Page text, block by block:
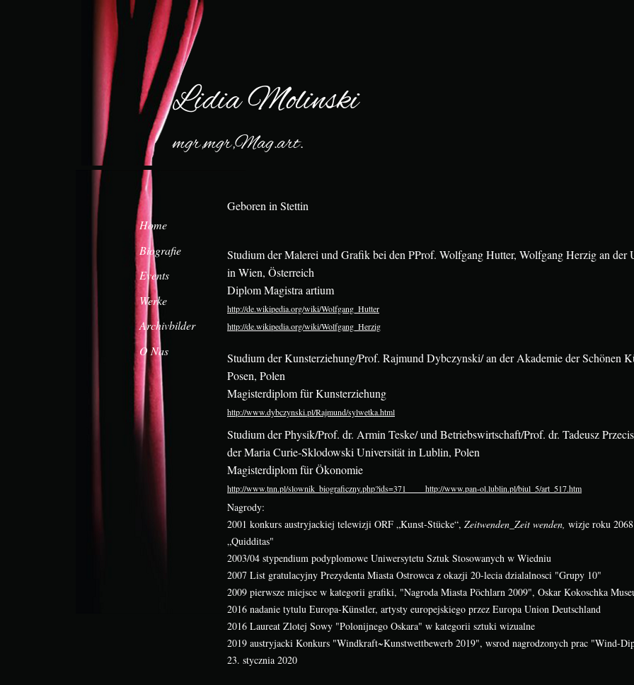
Lidia Molinski
mgr,mgr,Mag.art.
Home
Biografie
Events
Werke
Archivbilder
O Nas
Nagrody:
2001 konkurs austryjackiej telewizji ORF „Kunst-Stücke“, Zeitwenden_Zeit wenden, wizje roku
„Quidditas"
2003/04 stypendium podyplomowe Uniwersytetu Sztuk Stosowanych w Wiedniu
2007 List gratulacyjny Prezydenta Miasta Ostrowca z okazji 20-lecia dzialalnosci "Grupy 10"
2009 pierwsze miejsce w kategorii grafiki, "Nagroda Miasta Pöchlarn 2009", Oskar Kokoschka
2016 nadanie tytulu Europa-Künstler, artysty europejskiego przez Europa Union Deutschland
2016 Laureat Zlotej Sowy "Polonijnego Oskara" w kategorii sztuki wizualne
2019 austryjacki Konkurs "Windkraft~Kunstwettbewerb 2019", wsrod nagrodzonych prac "Wind-
23. stycznia 2020
Geboren in Stettin
Studium der Malerei und Grafik bei den PProf. Wolfgang Hutter, Wolfgang Herzig an der
in Wien, Österreich
Diplom Magistra artium
http://de.wikipedia.org/wiki/Wolfgang_Hutter
http://de.wikipedia.org/wiki/Wolfgang_Herzig
Studium der Kunsterziehung/Prof. Rajmund Dybczynski/ an der Akademie der Schönen
Posen, Polen
Magisterdiplom für Kunsterziehung
http://www.dybczynski.pl/Rajmund/sylwetka.html
Studium der Physik/Prof. dr. Armin Teske/ und Betriebswirtschaft/Prof. dr. Tadeusz
der Maria Curie-Sklodowski Universität in Lublin, Polen
Magisterdiplom für Ökonomie
http://www.tnn.pl/slownik_biograficzny.php?ids=371 http://www.pan-ol.lublin.pl/biul_5/art_517.htm